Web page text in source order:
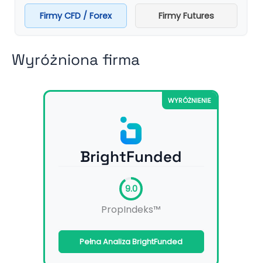
Firmy CFD / Forex Firmy Futures
Wyróżniona firma
WYRÓŻNIENIE
BrightFunded
9.0
PropIndeks™
Pełna Analiza BrightFunded